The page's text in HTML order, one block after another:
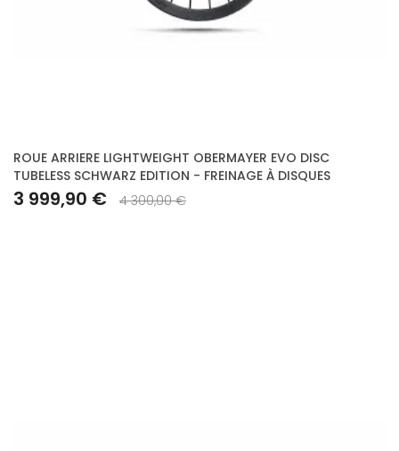
ROUE ARRIERE LIGHTWEIGHT OBERMAYER EVO DISC
TUBELESS SCHWARZ EDITION - FREINAGE À DISQUES
3 999,90 € 4 300,00 €